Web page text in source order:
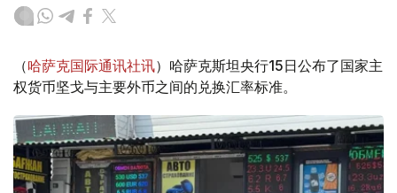
（哈萨克国际通讯社讯）哈萨克斯坦央行15日公布了国家主
权货币坚戈与主要外币之间的兑换汇率标准。